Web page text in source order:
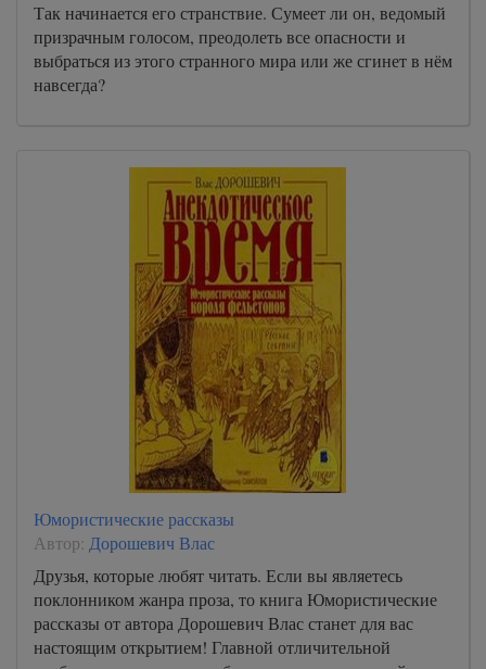
Так начинается его странствие. Сумеет ли он, ведомый
призрачным голосом, преодолеть все опасности и
выбраться из этого странного мира или же сгинет в нём
навсегда?
Юмористические рассказы
Автор: Дорошевич Влас
Друзья, которые любят читать. Если вы являетесь
поклонником жанра проза, то книга Юмористические
рассказы от автора Дорошевич Влас станет для вас
настоящим открытием! Главной отличительной